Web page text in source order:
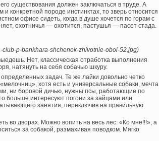
существования должен заключаться в труде. А
конкретной породе инстинктах, то зверь относится
офисе сидеть, когда в душе хочется по горам с
охотничья — охотится, пастушья — пасет стада.
p-bankhara-shchenok-zhivotnie-oboi-52.jpg)
Нет, классическая отработка выполнения
натянуть на себя собачью шкуру.
задач. Те же лайки довольно четко
хотя есть и универсальные собаки, мечта
ни боровой дичью, нужны псы, работающие по
больше интересуют погони за зайцами или
занятия, переключив на правильную
во дворах. Можно вопить на весь лес: «Ко мне!!!», а
за собакой, размахивая поводком. Мягко